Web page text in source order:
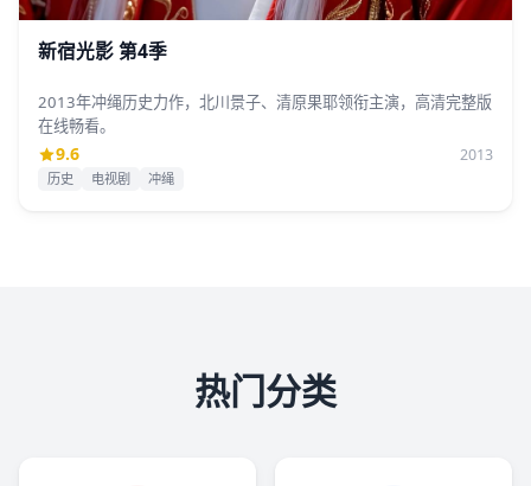
新宿光影 第4季
2013年冲绳历史力作，北川景子、清原果耶领衔主演，高清完整版
在线畅看。
9.6 2013
历史 电视剧 冲绳
热门分类